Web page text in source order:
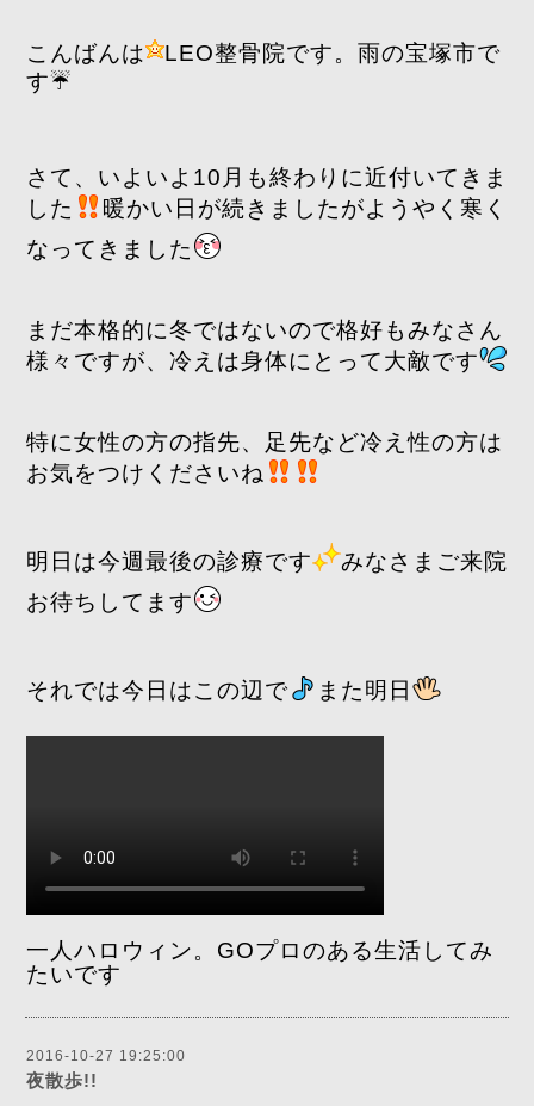
こんばんは
LEO整骨院です。雨の宝塚市で
す☔️
さて、いよいよ10月も終わりに近付いてきま
した
暖かい日が続きましたがようやく寒く
なってきました
まだ本格的に冬ではないので格好もみなさん
様々ですが、冷えは身体にとって大敵です
特に女性の方の指先、足先など冷え性の方は
お気をつけくださいね
明日は今週最後の診療です
みなさまご来院
お待ちしてます
それでは今日はこの辺で また明日
一人ハロウィン。GOプロのある生活してみ
たいです
2016-10-27 19:25:00
夜散歩!!